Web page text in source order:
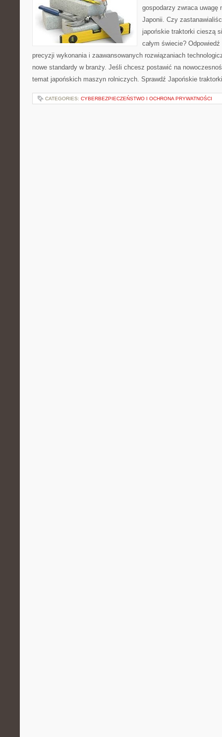
gospodarzy zwraca uwagę
Japonii. Czy
japońskie traktorki cieszą
całym świecie?
precyzji wykonania i zaawansowanych rozwiązaniach
nowe standardy w branży. Jeśli chcesz postawić na
temat japońskich maszyn rolniczych. Sprawdź Japońskie
CATEGORIES: CYBERBEZPIECZEŃSTWO I OCHRONA PRYWATNOŚCI